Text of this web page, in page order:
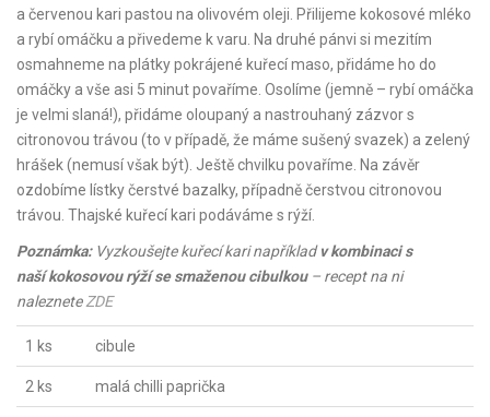
a červenou kari pastou na olivovém oleji. Přilijeme kokosové mléko
a rybí omáčku a přivedeme k varu. Na druhé pánvi si mezitím
osmahneme na plátky pokrájené kuřecí maso, přidáme ho do
omáčky a vše asi 5 minut povaříme. Osolíme (jemně – rybí omáčka
je velmi slaná!), přidáme oloupaný a nastrouhaný zázvor s
citronovou trávou (to v případě, že máme sušený svazek) a zelený
hrášek (nemusí však být). Ještě chvilku povaříme. Na závěr
ozdobíme lístky čerstvé bazalky, případně čerstvou citronovou
trávou. Thajské kuřecí kari podáváme s rýží.
Poznámka:Vyzkoušejte kuřecí kari napříkladv kombinaci s
naší kokosovou rýží se smaženou cibulkou– recept na ni
nalezneteZDE
1 ks cibule
2 ks malá chilli paprička